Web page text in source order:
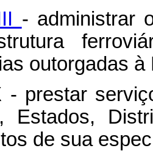
- administrar
outorgadas à
- prestar
Estados,
de sua